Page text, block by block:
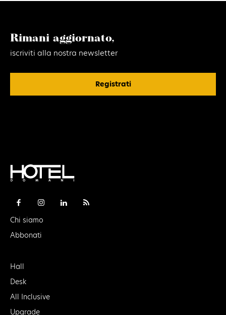
Rimani aggiornato,
iscriviti alla nostra newsletter
Registrati
Chi siamo
Abbonati
Hall
Desk
All Inclusive
Upgrade